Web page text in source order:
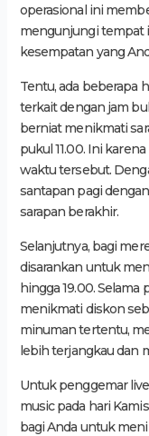
operasional ini
mengunjungi tempat
kesempatan yang
Tentu, ada beberapa
terkait dengan jam
berniat menikmati
pukul 11.00. Ini
waktu tersebut.
santapan pagi
sarapan berakhir.
Selanjutnya, bagi
disarankan untuk
hingga 19.00.
menikmati diskon
minuman tertentu,
lebih terjangkau dan
Untuk penggemar
music pada hari
bagi Anda untuk